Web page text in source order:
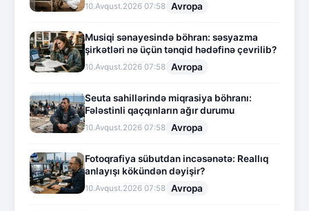
10.Avqust.2026 07:58 Avropa
Musiqi sənayesində böhran: səsyazma
şirkətləri nə üçün tənqid hədəfinə çevrilib?
10.Avqust.2026 07:58 Avropa
Seuta sahillərində miqrasiya böhranı:
Fələstinli qaçqınların ağır durumu
10.Avqust.2026 07:58 Avropa
Fotoqrafiya sübutdan incəsənətə: Reallıq
anlayışı kökündən dəyişir?
10.Avqust.2026 07:58 Avropa